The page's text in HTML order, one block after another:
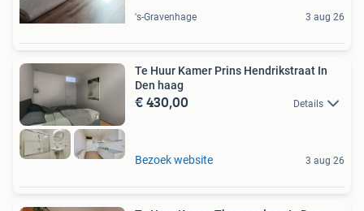
's-Gravenhage 3 aug 26
Te Huur Kamer Prins Hendrikstraat In
Den haag
€ 430,00 Details
Bezoek website 3 aug 26